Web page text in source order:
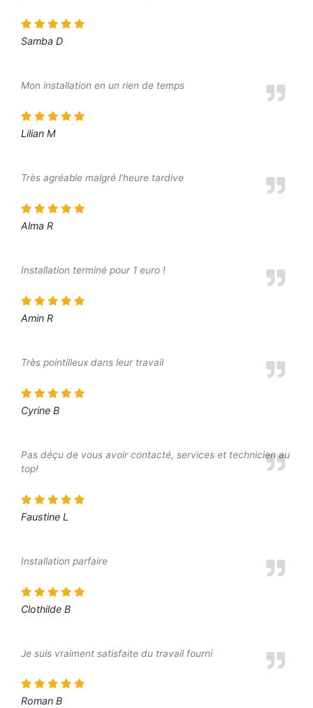
Samba D
Mon installation en un rien de temps
Lilian M
Très agréable malgré l'heure tardive
Alma R
Installation terminé pour 1 euro !
Amin R
Très pointilleux dans leur travail
Cyrine B
Pas déçu de vous avoir contacté, services et technicien au
top!
Faustine L
Installation parfaire
Clothilde B
Je suis vraiment satisfaite du travail fourni
Roman B